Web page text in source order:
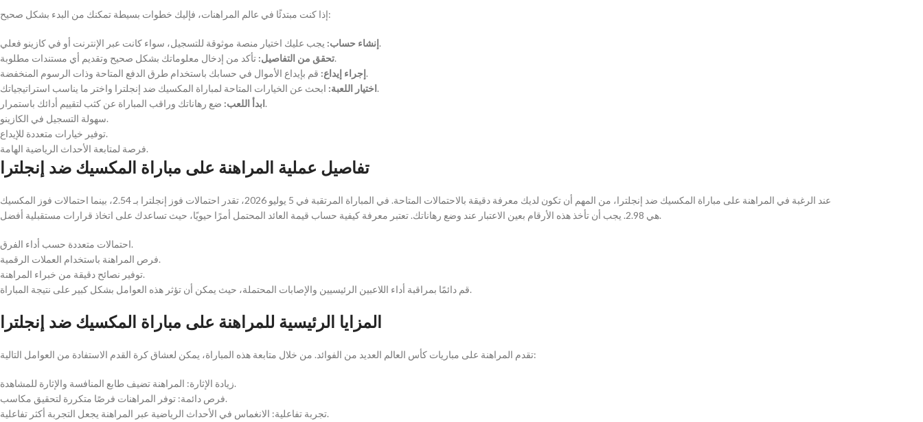
إذا كنت مبتدئًا في عالم المراهنات، فإليك خطوات بسيطة تمكنك من البدء بشكل صحيح:
إنشاء حساب:يجب عليك اختيار منصة موثوقة للتسجيل، سواء كانت عبر الإنترنت أو في كازينو فعلي.
تحقق من التفاصيل:تأكد من إدخال معلوماتك بشكل صحيح وتقديم أي مستندات مطلوبة.
إجراء إيداع:قم بإيداع الأموال في حسابك باستخدام طرق الدفع المتاحة وذات الرسوم المنخفضة.
اختيار اللعبة:ابحث عن الخيارات المتاحة لمباراة المكسيك ضد إنجلترا واختر ما يناسب استراتيجياتك.
ابدأ اللعب:ضع رهاناتك وراقب المباراة عن كثب لتقييم أدائك باستمرار.
سهولة التسجيل في الكازينو.
توفير خيارات متعددة للإيداع.
فرصة لمتابعة الأحداث الرياضية الهامة.
تفاصيل عملية المراهنة على مباراة المكسيك ضد إنجلترا
عند الرغبة في المراهنة على مباراة المكسيك ضد إنجلترا، من المهم أن تكون لديك معرفة دقيقة بالاحتمالات المتاحة. في المباراة المرتقبة في 5 يوليو 2026، تقدر احتمالات فوز إنجلترا بـ 2.54، بينما احتمالات فوز المكسيك
هي 2.98. يجب أن تأخذ هذه الأرقام بعين الاعتبار عند وضع رهاناتك. تعتبر معرفة كيفية حساب قيمة العائد المحتمل أمرًا حيويًا، حيث تساعدك على اتخاذ قرارات مستقبلية أفضل.
احتمالات متعددة حسب أداء الفرق.
فرص المراهنة باستخدام العملات الرقمية.
توفير نصائح دقيقة من خبراء المراهنة.
قم دائمًا بمراقبة أداء اللاعبين الرئيسيين والإصابات المحتملة، حيث يمكن أن تؤثر هذه العوامل بشكل كبير على نتيجة المباراة.
المزايا الرئيسية للمراهنة على مباراة المكسيك ضد إنجلترا
تقدم المراهنة على مباريات كأس العالم العديد من الفوائد. من خلال متابعة هذه المباراة، يمكن لعشاق كرة القدم الاستفادة من العوامل التالية:
زيادة الإثارة: المراهنة تضيف طابع المنافسة والإثارة للمشاهدة.
فرص دائمة: توفر المراهنات فرصًا متكررة لتحقيق مكاسب.
تجربة تفاعلية: الانغماس في الأحداث الرياضية عبر المراهنة يجعل التجربة أكثر تفاعلية.